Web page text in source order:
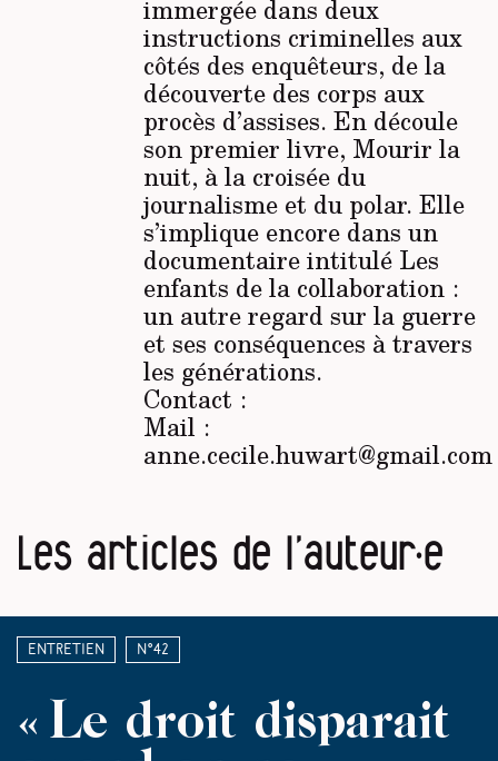
immergée dans deux
instructions criminelles aux
côtés des enquêteurs, de la
découverte des corps aux
procès d’assises. En découle
son premier livre, Mourir la
nuit, à la croisée du
journalisme et du polar. Elle
s’implique encore dans un
documentaire intitulé Les
enfants de la collaboration:
un autre regard sur la guerre
et ses conséquences à travers
les générations.
Contact :
Mail :
anne.cecile.huwart@gmail.com
Les articles de l’auteur·e
Entretien N°42
« Le droit disparait